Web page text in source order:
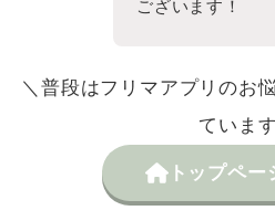
ございます！
＼普段はフリマアプリのお
ていま
トップペー